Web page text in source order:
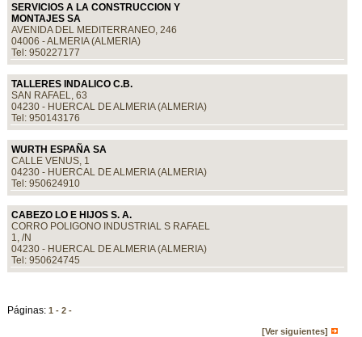
SERVICIOS A LA CONSTRUCCION Y
MONTAJES SA
AVENIDA DEL MEDITERRANEO, 246
04006 - ALMERIA (ALMERIA)
Tel: 950227177
TALLERES INDALICO C.B.
SAN RAFAEL, 63
04230 - HUERCAL DE ALMERIA (ALMERIA)
Tel: 950143176
WURTH ESPAÑA SA
CALLE VENUS, 1
04230 - HUERCAL DE ALMERIA (ALMERIA)
Tel: 950624910
CABEZO LO E HIJOS S. A.
CORRO POLIGONO INDUSTRIAL S RAFAEL
1, /N
04230 - HUERCAL DE ALMERIA (ALMERIA)
Tel: 950624745
Páginas: 1 - 2 -
[Ver siguientes]